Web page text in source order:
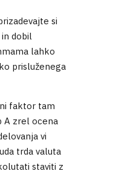
si
dobil
lahko
prisluženega
faktor tam
A zrel ocena
vi
trda valuta
staviti z